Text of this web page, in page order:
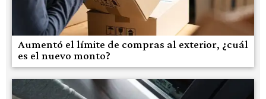
Aumentó el límite de compras al exterior, ¿cuál
es el nuevo monto?